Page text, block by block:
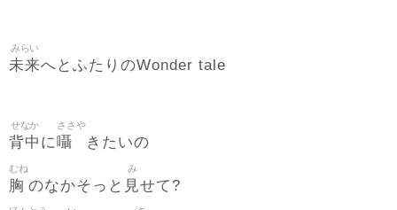
未来
みらい
へとふたりのWonder tale
背中
せなか
に囁
ささや
きたいの
胸
むね
のなかそっと 見
み
せて?